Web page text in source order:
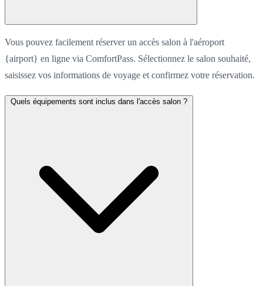
Vous pouvez facilement réserver un accès salon à l'aéroport
{airport} en ligne via ComfortPass. Sélectionnez le salon souhaité,
saisissez vos informations de voyage et confirmez votre réservation.
Quels équipements sont inclus dans l'accès salon ?